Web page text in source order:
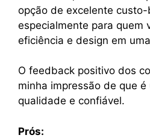
opção de excelente
especialmente para quem
eficiência e design em
O feedback positivo dos
minha impressão de que
qualidade e confiável.
Prós: